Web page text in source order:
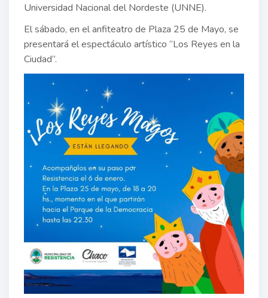
Universidad Nacional del Nordeste (UNNE).
El sábado, en el anfiteatro de Plaza 25 de Mayo, se
presentará el espectáculo artístico “Los Reyes en la
Ciudad”.